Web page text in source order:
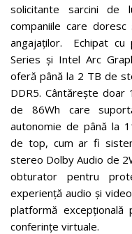
solicitante sarcini de
companiile care doresc
angajaților. Echipat
Series și Intel Arc
oferă până la 2 TB de
DDR5. Cântărește
de 86Wh care
autonomie de până la
de top, cum ar fi
stereo Dolby Audio de
obturator pentru
experiență audio și
platformă
conferințe virtuale.